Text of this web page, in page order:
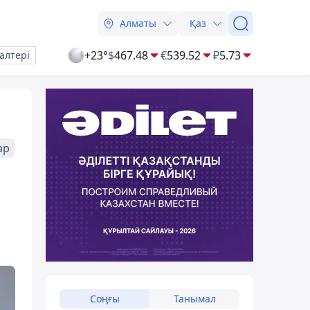
Алматы Қаз
+23°$467.48 €539.52 ₽5.73
Соңғы Танымал